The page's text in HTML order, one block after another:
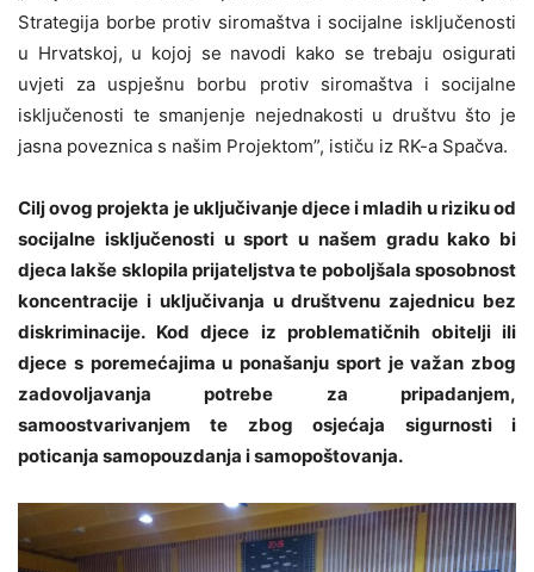
Strategija borbe protiv siromaštva i socijalne isključenosti
u Hrvatskoj, u kojoj se navodi kako se trebaju osigurati
uvjeti za uspješnu borbu protiv siromaštva i socijalne
isključenosti te smanjenje nejednakosti u društvu što je
jasna poveznica s našim Projektom”, ističu iz RK-a Spačva.
Cilj ovog projekta je uključivanje djece i mladih u riziku od
socijalne isključenosti u sport u našem gradu kako bi
djeca lakše sklopila prijateljstva te poboljšala sposobnost
koncentracije i uključivanja u društvenu zajednicu bez
diskriminacije. Kod djece iz problematičnih obitelji ili
djece s poremećajima u ponašanju sport je važan zbog
zadovoljavanja potrebe za pripadanjem,
samoostvarivanjem te zbog osjećaja sigurnosti i
poticanja samopouzdanja i samopoštovanja.